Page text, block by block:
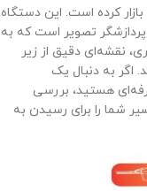
بازار کرده است. این دستگاه
پردازشگر تصویر است که به
نقشه‌ای دقیق از زیر
اگر به دنبال یک
هستید، بررسی
شما را برای رسیدن به